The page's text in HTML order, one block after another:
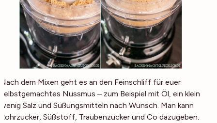
Nach dem Mixen geht es an den Feinschliff für euer
selbstgemachtes Nussmus – zum Beispiel mit Öl, ein klein
wenig Salz und Süßungsmitteln nach Wunsch. Man kann
Rohrzucker, Süßstoff, Traubenzucker und Co dazugeben.